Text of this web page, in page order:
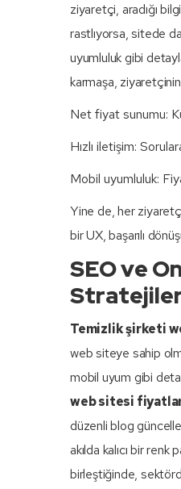
ziyaretçi, aradığı
rastlıyorsa, sitede
uyumluluk gibi
karmaşa,
Net fiyat sunumu:
Hızlı iletişim:
Mobil uyumluluk:
Yine de, her
bir UX, başarılı
SEO ve
Temizlik şirketi
web siteye sahip
mobil uyum gibi
web sitesi
düzenli blog
akılda kalıcı bir
birleştiğinde,